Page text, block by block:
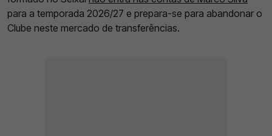
para a temporada 2026/27 e prepara-se para abandonar o
Clube neste mercado de transferências.